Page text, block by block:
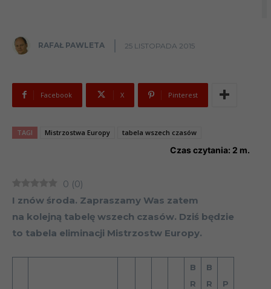
RAFAŁ PAWLETA 25 LISTOPADA 2015
Facebook X Pinterest
TAGI Mistrzostwa Europy tabela wszech czasów
Czas czytania: 2 m.
0 (0)
I znów środa. Zapraszamy Was zatem
na kolejną tabelę wszech czasów. Dziś będzie
to tabela eliminacji Mistrzostw Europy.
B
R
B
R
P